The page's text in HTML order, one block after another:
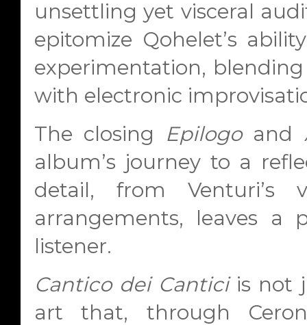
unsettling yet visceral
epitomize Qohelet’s
experimentation,
with electronic
The closing Epilogoand
album’s journey to a
detail, from Venturi’s
arrangements, leaves a
listener.
Cantico dei Canticiis not
art that, through